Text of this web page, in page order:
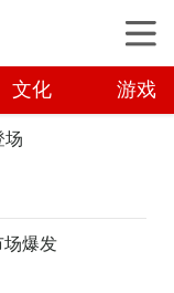
文化 游戏
场
场爆发